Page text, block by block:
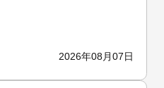
び割れは危
性と放置するリ
2026年08月07日